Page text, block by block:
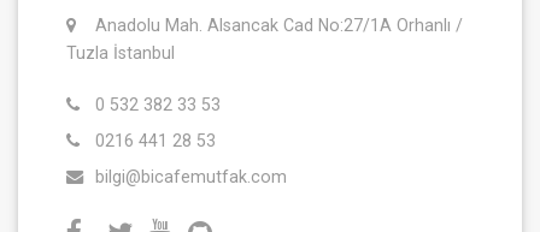
Anadolu Mah. Alsancak Cad No:27/1A Orhanlı /
Tuzla İstanbul
0 532 382 33 53
0216 441 28 53
bilgi@bicafemutfak.com